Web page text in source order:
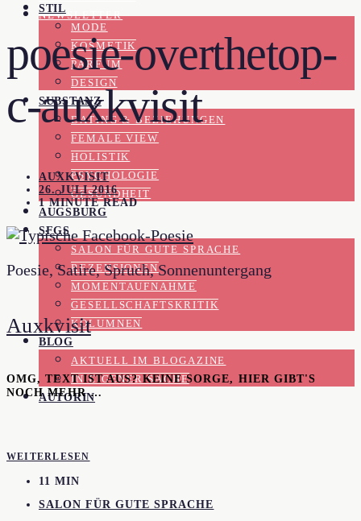
NEWSLETTER
STIL
MODE
KOSMETIK
PARFUM
DESIGN
SUBSTANZ
DATING & BEZIEHUNGEN
FEMALE VIEW
HOLISTIK
PSYCHOLOGIE
GESUNDHEIT
AUGSBURG
SFGS
SALON FÜR GUTE SPRACHE
REZENSIONEN
MOMENTAUFNAHME
GESELLSCHAFTSKRITIK
KOLUMNEN
BLOG
AKTUELL IM BLOGAZINE
IN EIGENER SACHE
AUTORIN
poesie-overthetop-
c-auxkvisit
AUXKVISIT
26. JULI 2016
1 MINUTE READ
Poesie, Satire, Spruch, Sonnenuntergang
Auxkvisit
OMG, TEXT IST AUS? KEINE SORGE, HIER GIBT'S
NOCH MEHR …
WEITERLESEN
11 MIN
SALON FÜR GUTE SPRACHE